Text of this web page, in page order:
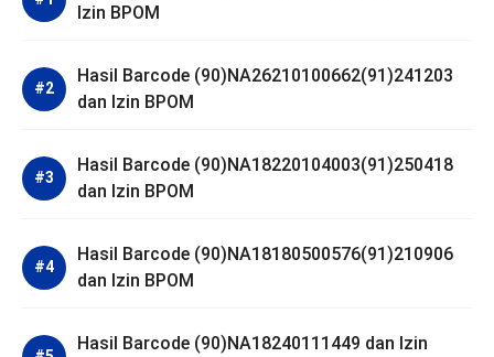
Izin BPOM
Hasil Barcode (90)NA26210100662(91)241203
dan Izin BPOM
Hasil Barcode (90)NA18220104003(91)250418
dan Izin BPOM
Hasil Barcode (90)NA18180500576(91)210906
dan Izin BPOM
Hasil Barcode (90)NA18240111449 dan Izin